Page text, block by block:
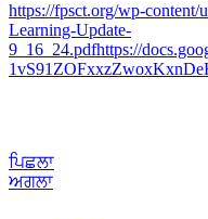
https://fpsct.org/wp-content/
Learning-Update-
9_16_24.pdfhttps://
ਪਿਛਲਾ
ਅਗਲਾ